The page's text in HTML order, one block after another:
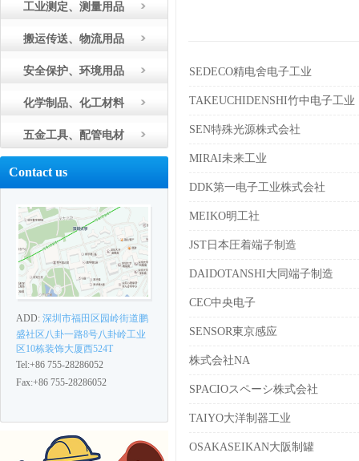
工业测定、测量用品
搬运传送、物流用品
安全保护、环境用品
化学制品、化工材料
五金工具、配管电材
Contact us
ADD: 深圳市福田区园岭街道鹏
盛社区八卦一路8号八卦岭工业
区10栋装饰大厦西524T
Tel:+86 755-28286052
Fax:+86 755-28286052
SEDECO精电舍电子工业
TAKEUCHIDENSHI竹中电子工业
SEN特殊光源株式会社
MIRAI未来工业
DDK第一电子工业株式会社
MEIKO明工社
JST日本圧着端子制造
DAIDOTANSHI大同端子制造
CEC中央电子
SENSOR東京感应
株式会社NA
SPACIOスペーシ株式会社
TAIYO大洋制器工业
OSAKASEIKAN大阪制罐